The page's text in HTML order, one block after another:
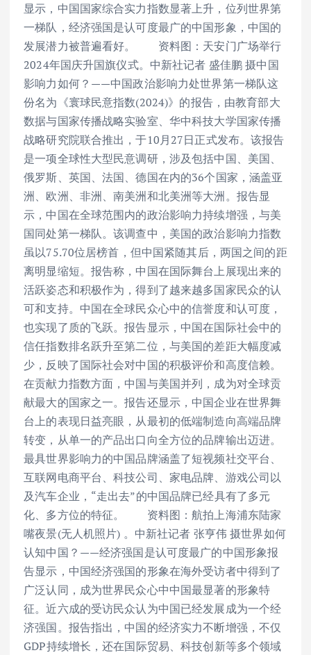
显示，中国国家综合实力指数显著上升，位列世界第
一梯队，经济强国是认可度最广的中国形象，中国的
发展潜力被普遍看好。 资料图：天安门广场举行
2024年国庆升国旗仪式。中新社记者 盛佳鹏 摄中国
影响力如何？——中国政治影响力处世界第一梯队这
份名为《寰球民意指数(2024)》的报告，由教育部大
数据与国家传播战略实验室、华中科技大学国家传播
战略研究院联合推出，于10月27日正式发布。该报告
是一项全球性大型民意调研，涉及包括中国、美国、
俄罗斯、英国、法国、德国在内的36个国家，涵盖亚
洲、欧洲、非洲、南美洲和北美洲等大洲。报告显
示，中国在全球范围内的政治影响力持续增强，与美
国同处第一梯队。该调查中，美国的政治影响力指数
虽以75.70位居榜首，但中国紧随其后，两国之间的距
离明显缩短。报告称，中国在国际舞台上展现出来的
活跃姿态和积极作为，得到了越来越多国家民众的认
可和支持。中国在全球民众心中的信誉度和认可度，
也实现了质的飞跃。报告显示，中国在国际社会中的
信任指数排名跃升至第二位，与美国的差距大幅度减
少，反映了国际社会对中国的积极评价和高度信赖。
在贡献力指数方面，中国与美国并列，成为对全球贡
献最大的国家之一。报告还显示，中国企业在世界舞
台上的表现日益亮眼，从最初的低端制造向高端品牌
转变，从单一的产品出口向全方位的品牌输出迈进。
最具世界影响力的中国品牌涵盖了短视频社交平台、
互联网电商平台、科技公司、家电品牌、游戏公司以
及汽车企业，“走出去”的中国品牌已经具有了多元
化、多方位的特征。 资料图：航拍上海浦东陆家
嘴夜景(无人机照片) 。中新社记者 张亨伟 摄世界如何
认知中国？——经济强国是认可度最广的中国形象报
告显示，中国经济强国的形象在海外受访者中得到了
广泛认同，成为世界民众心中中国最显著的形象特
征。近六成的受访民众认为中国已经发展成为一个经
济强国。报告指出，中国的经济实力不断增强，不仅
GDP持续增长，还在国际贸易、科技创新等多个领域